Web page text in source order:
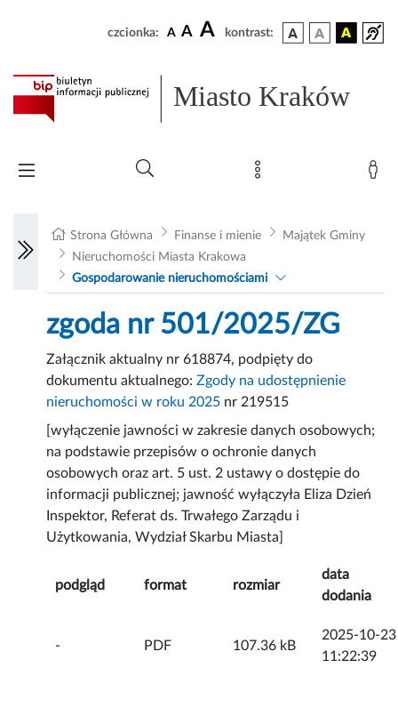
czcionka: A A A kontrast:
Miasto Kraków
Strona Główna Finanse i mienie
Majątek Gminy
Nieruchomości Miasta Krakowa
Gospodarowanie nieruchomościami
zgoda nr 501/2025/ZG
Załącznik aktualny nr 618874, podpięty do
dokumentu aktualnego:Zgody na udostępnienie
nieruchomości w roku 2025 nr 219515
[wyłączenie jawności w zakresie danych osobowych;
na podstawie przepisów o ochronie danych
osobowych oraz art. 5 ust. 2 ustawy o dostępie do
informacji publicznej; jawność wyłączyła Eliza Dzień
Inspektor, Referat ds. Trwałego Zarządu i
Użytkowania, Wydział Skarbu Miasta]
podgląd format rozmiar
data
dodania
- PDF 107.36 kB
2025-10-23
11:22:39